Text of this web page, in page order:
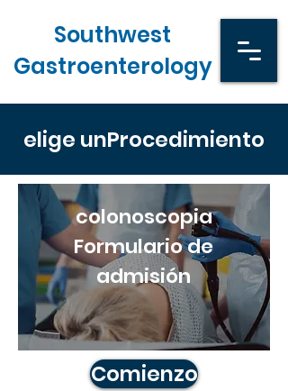
Southwest
Gastroenterology
elige unProcedimiento
colonoscopia
Formulario de
admisión
Comienzo